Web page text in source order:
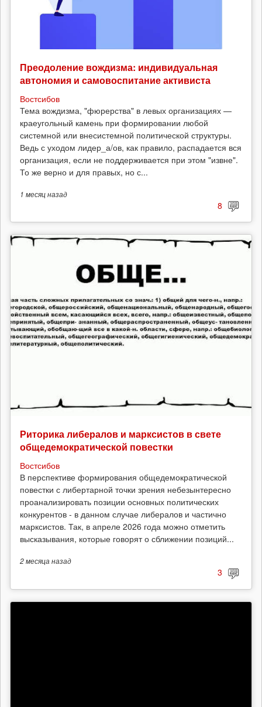
Преодоление вождизма: индивидуальная
автономия и самовоспитание активиста
Востсибов
Тема вождизма, "фюрерства" в левых организациях —
краеугольный камень при формировании любой
системной или внесистемной политической структуры.
Ведь с уходом лидер_а/ов, как правило, распадается вся
организация, если не поддерживается при этом "извне".
То же верно и для правых, но с...
1 месяцназад
8
Риторика либералов и марксистов в свете
общедемократической повестки
Востсибов
В перспективе формирования общедемократической
повестки с либертарной точки зрения небезынтересно
проанализировать позиции основных политических
конкурентов - в данном случае либералов и частично
марксистов. Так, в апреле 2026 года можно отметить
высказывания, которые говорят о сближении позиций...
2 месяцаназад
3